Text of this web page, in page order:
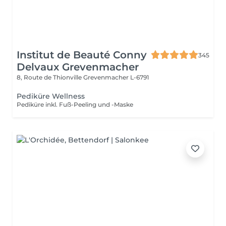
Institut de Beauté Conny
Delvaux Grevenmacher
345
8, Route de Thionville Grevenmacher L-6791
Pediküre Wellness
Pediküre inkl. Fuß-Peeling und -Maske